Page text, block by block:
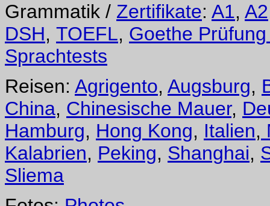
Grammatik / Zertifikate: A1, A2
DSH, TOEFL, Goethe
Sprachtests
Reisen: Agrigento, Augsburg,
China, Chinesische Mauer,
Hamburg, Hong Kong, Italien,
Kalabrien, Peking, Shanghai,
Sliema